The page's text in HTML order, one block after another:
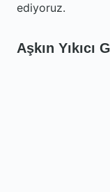
ediyoruz.
Aşkın